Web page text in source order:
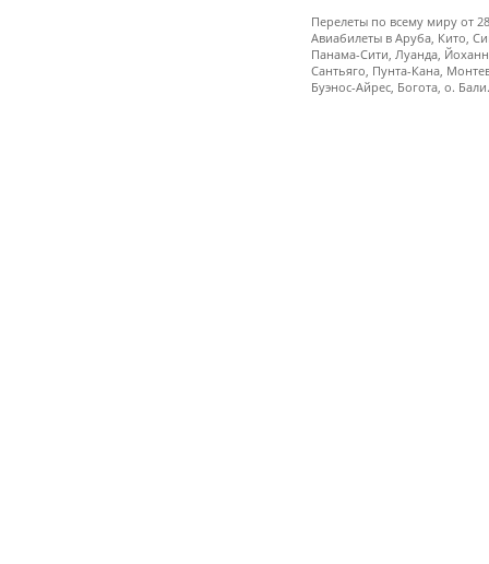
Перелеты по всему миру от
Авиабилеты в Аруба, Кито,
Панама-Сити, Луанда,
Сантьяго, Пунта-Кана,
Буэнос-Айрес, Богота, о. Бали.